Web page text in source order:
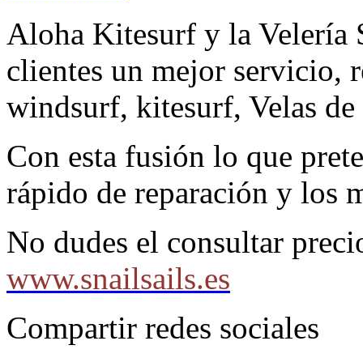
Aloha Kitesurf y la Velería
clientes un mejor servicio,
windsurf, kitesurf, Velas
Con esta fusión lo que
rápido de reparación y los
No dudes el consultar
www.snailsails.es
Compartir redes sociales